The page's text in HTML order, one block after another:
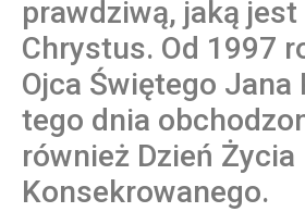
prawdziwą, jaką
Chrystus. Od 1997
Ojca Świętego Jana
tego dnia
również Dzień Życia
Konsekrowanego.